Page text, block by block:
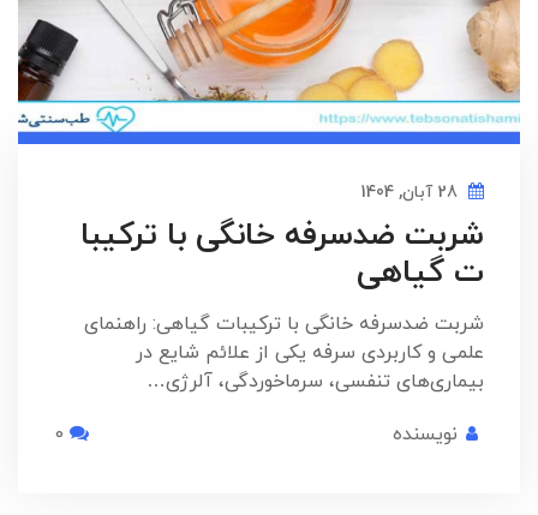
شربت ضدسرفه خانگی با ترکیبا
ت گیاهی
شربت ضدسرفه خانگی با ترکیبات گیاهی: راهنمای
علمی و کاربردی سرفه یکی از علائم شایع در
بیماری‌های تنفسی، سرماخوردگی، آلرژی…
نویسنده